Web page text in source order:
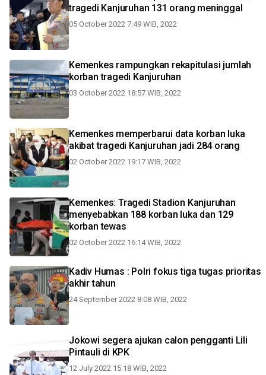
tragedi Kanjuruhan 131 orang meninggal
05 October 2022 7:49 WIB, 2022
Kemenkes rampungkan rekapitulasi jumlah
korban tragedi Kanjuruhan
03 October 2022 18:57 WIB, 2022
Kemenkes memperbarui data korban luka
akibat tragedi Kanjuruhan jadi 284 orang
02 October 2022 19:17 WIB, 2022
Kemenkes: Tragedi Stadion Kanjuruhan
menyebabkan 188 korban luka dan 129
korban tewas
02 October 2022 16:14 WIB, 2022
Kadiv Humas : Polri fokus tiga tugas prioritas
akhir tahun
24 September 2022 8:08 WIB, 2022
Jokowi segera ajukan calon pengganti Lili
Pintauli di KPK
12 July 2022 15:18 WIB, 2022